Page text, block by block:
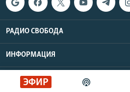
ЭФИР
РАДИО СВОБОДА
ИНФОРМАЦИЯ
Радио Свобода © 2026 RFE/RL,